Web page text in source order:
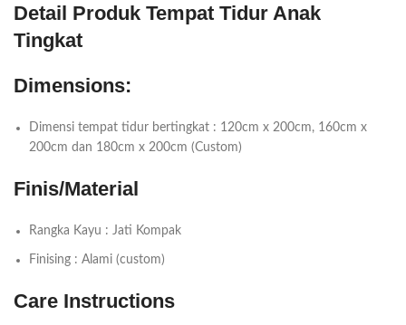
Detail Produk Tempat Tidur Anak
Tingkat
Dimensions:
Dimensi tempat tidur bertingkat : 120cm x 200cm, 160cm x
200cm dan 180cm x 200cm (Custom)
Finis/Material
Rangka Kayu : Jati Kompak
Finising : Alami (custom)
Care Instructions